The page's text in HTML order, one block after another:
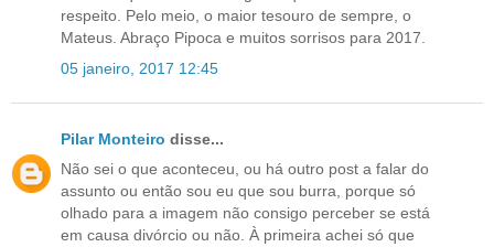
respeito. Pelo meio, o maior tesouro de sempre, o
Mateus. Abraço Pipoca e muitos sorrisos para 2017.
05 janeiro, 2017 12:45
Pilar Monteiro disse...
Não sei o que aconteceu, ou há outro post a falar do
assunto ou então sou eu que sou burra, porque só
olhado para a imagem não consigo perceber se está
em causa divórcio ou não. À primeira achei só que